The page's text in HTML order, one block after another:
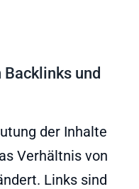
und
der Inhalte
Verhältnis von
Links sind